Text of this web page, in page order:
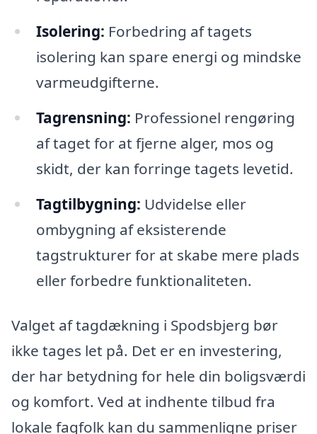
Isolering: Forbedring af tagets
isolering kan spare energi og mindske
varmeudgifterne.
Tagrensning: Professionel rengøring
af taget for at fjerne alger, mos og
skidt, der kan forringe tagets levetid.
Tagtilbygning: Udvidelse eller
ombygning af eksisterende
tagstrukturer for at skabe mere plads
eller forbedre funktionaliteten.
Valget af tagdækning i Spodsbjerg bør
ikke tages let på. Det er en investering,
der har betydning for hele din boligsværdi
og komfort. Ved at indhente tilbud fra
lokale fagfolk kan du sammenligne priser